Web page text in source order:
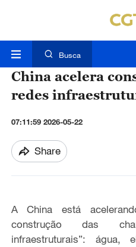
Busca
China acelera
redes
07:11:59 2026-05-22
Share
A China está
construçãodas
infraestruturais”: água,